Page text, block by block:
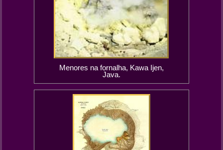
Menores na fornalha, Kawa Ijen,
Java.